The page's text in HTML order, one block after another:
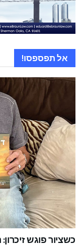
אל תפספסו!
כשציור פוגש